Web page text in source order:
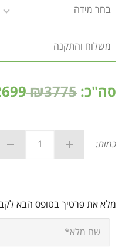
סה"כ: ₪3775
כמות:
מלא את פרטיך בטופס הבא